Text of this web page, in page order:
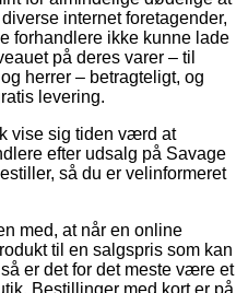
internet foretagender,
forhandlere ikke kunne lade
på deres varer – til
herrer – betragteligt, og
levering.
vise sig tiden værd at
efter udsalg på Savage
så du er velinformeret
med, at når en online
til en salgspris som kan
er det for det meste være et
Bestillinger med kort er på